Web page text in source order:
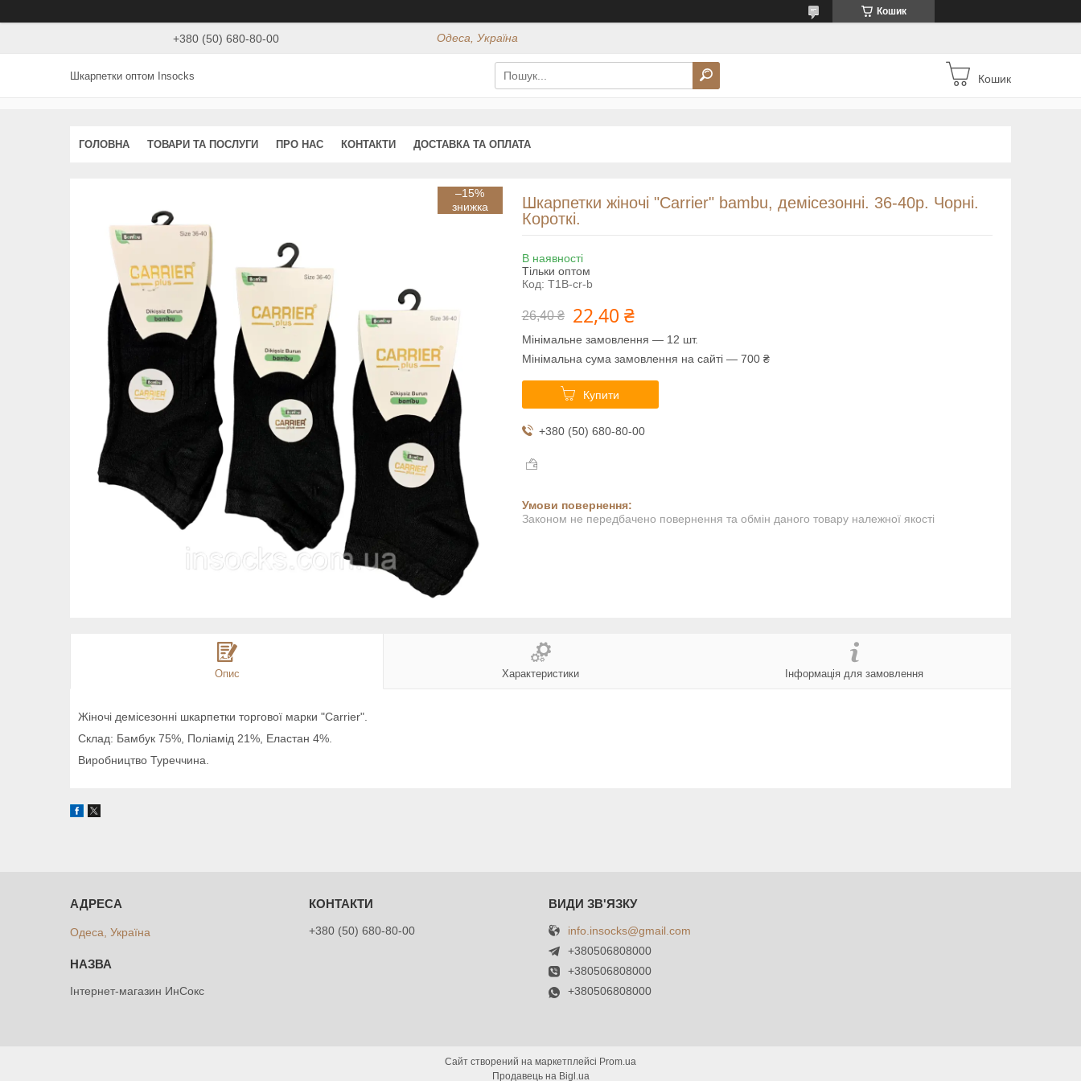
Кошик
+380 (50) 680-80-00 Одеса, Україна
Шкарпетки оптом Insocks Кошик
ГОЛОВНА ТОВАРИ ТА ПОСЛУГИ ПРО НАС КОНТАКТИ ДОСТАВКА ТА ОПЛАТА
–15%
Шкарпетки жіночі "Carrier" bambu, демісезонні. 36-40р. Чорні.
Короткі.
В наявності
Тільки оптом
Код: T1B-cr-b
26,40 ₴ 22,40 ₴
Мінімальне замовлення — 12 шт.
Мінімальна сума замовлення на сайті — 700 ₴
Купити
+380 (50) 680-80-00
Законом не передбачено повернення та обмін даного товару належної якості
Опис Характеристики Інформація для замовлення
Жіночі демісезонні шкарпетки торгової марки "Carrier".
Склад: Бамбук 75%, Поліамід 21%, Еластан 4%.
Виробництво Туреччина.
Одеса, Україна
Інтернет-магазин ИнСокс
+380 (50) 680-80-00
info.insocks@gmail.com
+380506808000
+380506808000
+380506808000
Сайт створений на маркетплейсі Prom.ua
Продавець на Bigl.ua